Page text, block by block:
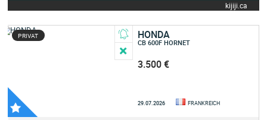
kijiji.ca
PRIVAT HONDA
CB 600F HORNET
3.500 €
29.07.2026 FRANKREICH